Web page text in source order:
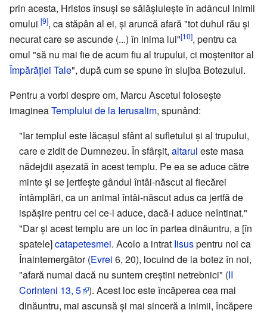
prin acesta, Hristos însuși se sălășluiește în adâncul inimii
omului [9], ca stăpân al ei, și aruncă afară "tot duhul rău și
necurat care se ascunde (...) în inima lui"[10], pentru ca
omul "să nu mai fie de acum fiu al trupului, ci moștenitor al
Împărăției Tale", după cum se spune în slujba Botezului.
Pentru a vorbi despre om, Marcu Ascetul folosește
imagineaTemplului de la Ierusalim, spunând:
"Iar templul este lăcașul sfânt al sufletului și al trupului,
care e zidit de Dumnezeu. În sfârșit, altarul este masa
nădejdii așezată în acest templu. Pe ea se aduce către
minte și se jertfește gândul întâi-născut al fiecărei
întâmplări, ca un animal întâi-născut adus ca jertfă de
ispășire pentru cel ce-l aduce, dacă-l aduce neîntinat."
"Dar și acest templu are un loc în partea dinăuntru, a [în
spatele]catapetesmei. Acolo a intrat Iisuspentru noi ca
Înaintemergător (Evrei 6, 20), locuind de la botez în noi,
"afară numai dacă nu suntem creștini netrebnici" (II
Corinteni 13, 5 ). Acest loc este încăperea cea mai
dinăuntru, mai ascunsă și mai sinceră a inimii, încăpere